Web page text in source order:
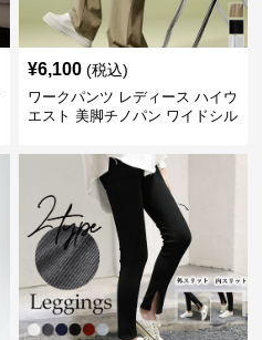
¥6,100 (税込)
ワークパンツ レディース ハイウ
エスト 美脚チノパン ワイドシル